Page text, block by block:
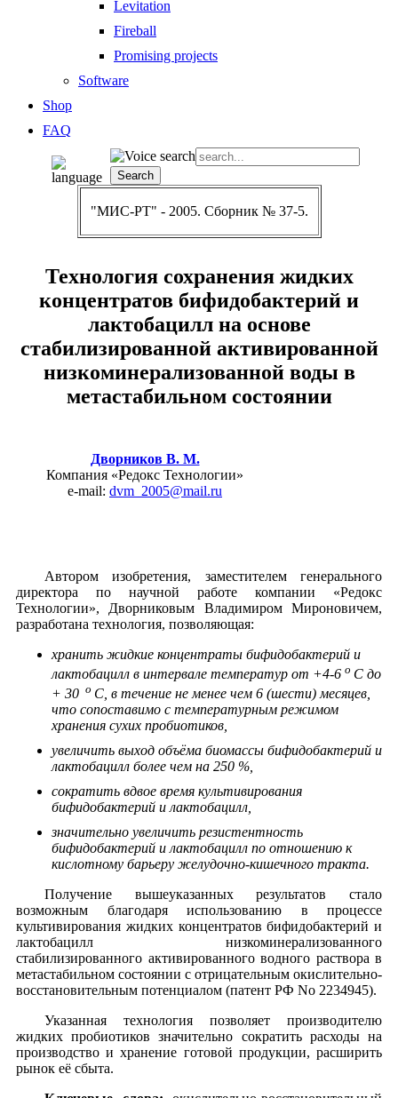
Levitation
Fireball
Promising projects
Software
Shop
FAQ
"МИС-РТ" - 2005. Сборник № 37-5.
Технология сохранения жидких
концентратов бифидобактерий и
лактобацилл на основе
стабилизированной активированной
низкоминерализованной воды в
метастабильном состоянии
Дворников В. М.
Компания «Редокс Технологии»
e-mail: dvm_2005@mail.ru
Автором изобретения, заместителем генерального
директора по научной работе компании «Редокс
Технологии», Дворниковым Владимиром Мироновичем,
разработана технология, позволяющая:
хранить жидкие концентраты бифидобактерий и
лактобацилл в интервале температур от +4-6 о С до
+ 30 о С, в течение не менее чем 6 (шести) месяцев,
что сопоставимо с температурным режимом
хранения сухих пробиотиков,
увеличить выход объёма биомассы бифидобактерий и
лактобацилл более чем на 250 %,
сократить вдвое время культивирования
бифидобактерий и лактобацилл,
значительно увеличить резистентность
бифидобактерий и лактобацилл по отношению к
кислотному барьеру желудочно-кишечного тракта.
Получение вышеуказанных результатов стало
возможным благодаря использованию в процессе
культивирования жидких концентратов бифидобактерий и
лактобацилл низкоминерализованного
стабилизированного активированного водного раствора в
метастабильном состоянии с отрицательным окислительно-
восстановительным потенциалом (патент РФ No 2234945).
Указанная технология позволяет производителю
жидких пробиотиков значительно сократить расходы на
производство и хранение готовой продукции, расширить
рынок её сбыта.